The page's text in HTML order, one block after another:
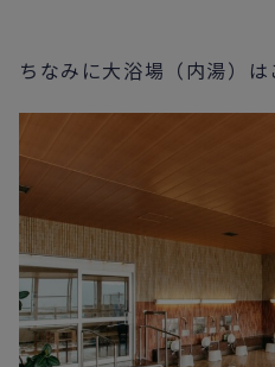
ちなみに大浴場（内湯）は